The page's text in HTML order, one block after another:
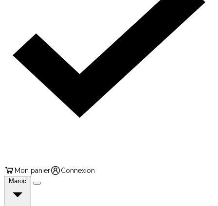
Mon panier Connexion
Maroc